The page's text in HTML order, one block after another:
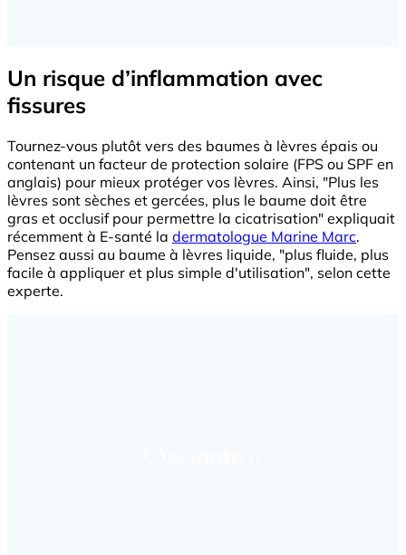
Un risque d’inflammation avec
fissures
Tournez-vous plutôt vers des baumes à lèvres épais ou
contenant un facteur de protection solaire (FPS ou SPF en
anglais) pour mieux protéger vos lèvres. Ainsi, "Plus les
lèvres sont sèches et gercées, plus le baume doit être
gras et occlusif pour permettre la cicatrisation" expliquait
récemment à E-santé la dermatologue Marine Marc.
Pensez aussi au baume à lèvres liquide, "plus fluide, plus
facile à appliquer et plus simple d'utilisation", selon cette
experte.